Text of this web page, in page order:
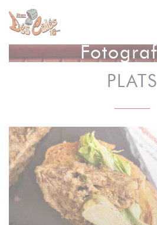
Personalización de sus opciones de
PLATS